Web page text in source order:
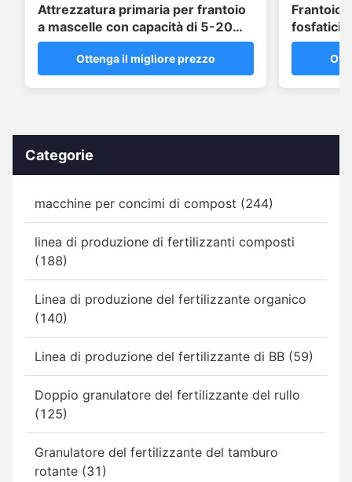
Attrezzatura primaria per frantoio
a mascelle con capacità di 5-20
T/H
Ottenga il migliore prezzo
Frantoio
fosfatici
Categorie
macchine per concimi di compost (244)
linea di produzione di fertilizzanti composti
(188)
Linea di produzione del fertilizzante organico
(140)
Linea di produzione del fertilizzante di BB (59)
Doppio granulatore del fertilizzante del rullo
(125)
Granulatore del fertilizzante del tamburo
rotante (31)